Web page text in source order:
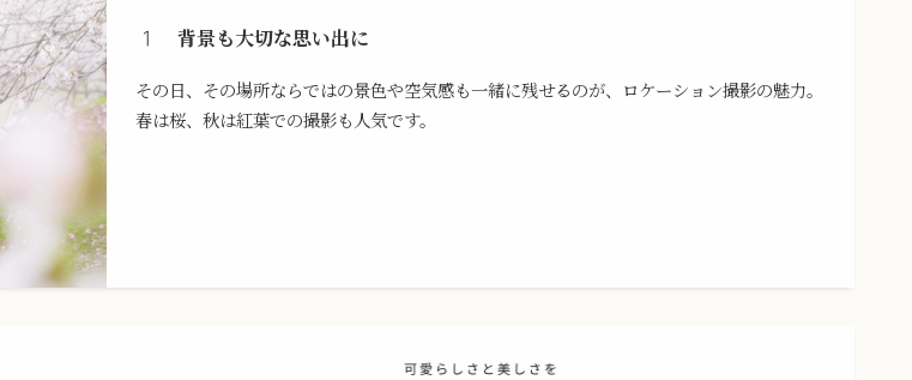
背景も大切な思い出に
その日、その場所ならではの景色や空気感も一緒に残せるのが、ロケーション撮影の魅力。
春は桜、秋は紅葉での撮影も人気です。